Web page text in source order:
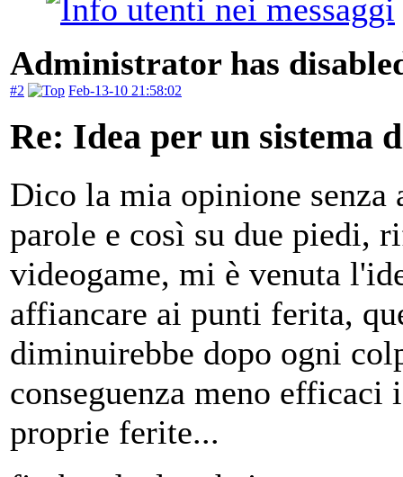
Administrator has
#2 Feb-13-10 21:58:02
Re: Idea per un sistema
Dico la mia opinione senza
parole e così su due piedi,
videogame, mi è venuta
affiancare ai punti ferita,
diminuirebbe dopo ogni
conseguenza meno
proprie ferite...